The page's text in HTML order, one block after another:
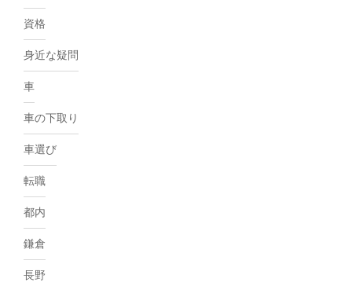
資格
身近な疑問
車
車の下取り
車選び
転職
都内
鎌倉
長野